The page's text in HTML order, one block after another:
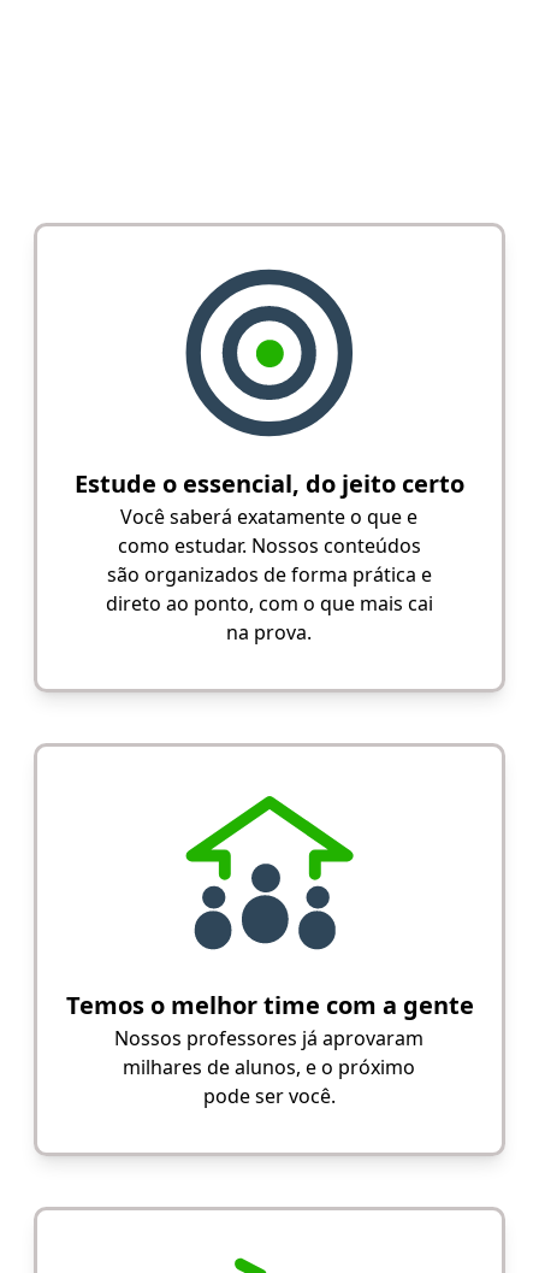
Estude o essencial, do jeito certo
Você saberá exatamente o que e
como estudar. Nossos conteúdos
são organizados de forma prática e
direto ao ponto, com o que mais cai
na prova.
Temos o melhor time com a gente
Nossos professores já aprovaram
milhares de alunos, e o próximo
pode ser você.